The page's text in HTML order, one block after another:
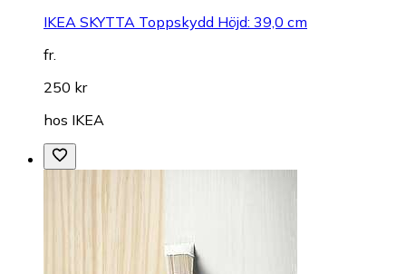
IKEA SKYTTA Toppskydd Höjd: 39,0 cm
fr.
250 kr
hos IKEA